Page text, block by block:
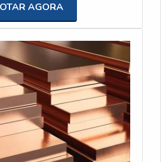
PARAFUSOS DE NYLON
de nylon em uma
consegue encontrar o site da
encontrar eixos usinados e
oferecendo o que há de
Não obstante,
parafusos de nylon, mais do que
deve oferecer produtos e
ótima qualidade e proteção,
mas que mostram o
empresa com seus clientes. É
AGORA